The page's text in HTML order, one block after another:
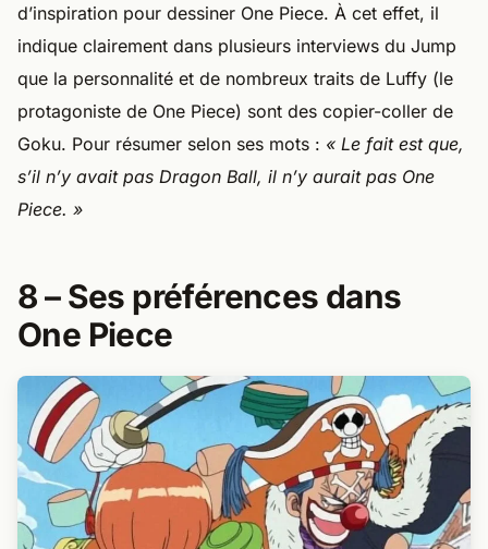
d’inspiration pour dessiner One Piece. À cet effet, il
indique clairement dans plusieurs interviews du Jump
que la personnalité et de nombreux traits de Luffy (le
protagoniste de One Piece) sont des copier-coller de
Goku. Pour résumer selon ses mots : « Le fait est que,
s’il n’y avait pas Dragon Ball, il n’y aurait pas One
Piece. »
8 – Ses préférences dans
One Piece